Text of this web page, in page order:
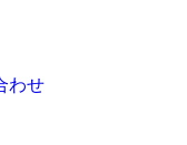
わせ